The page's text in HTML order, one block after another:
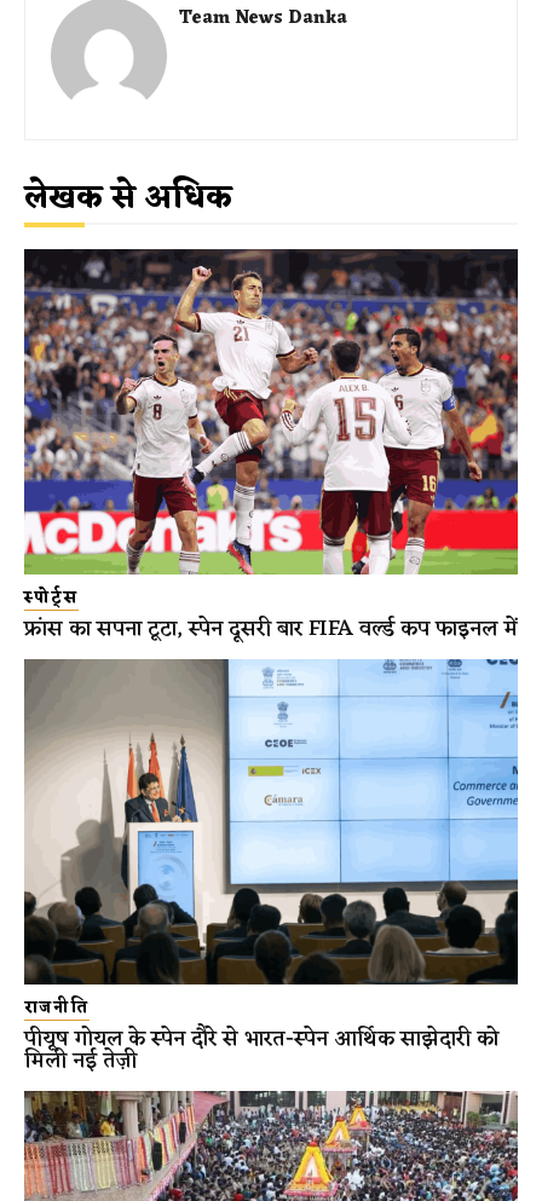
Team News Danka
लेखक से अधिक
स्पोर्ट्स
फ्रांस का सपना टूटा, स्पेन दूसरी बार FIFA वर्ल्ड कप फाइनल में
राजनीति
पीयूष गोयल के स्पेन दौरे से भारत-स्पेन आर्थिक साझेदारी को
मिली नई तेज़ी